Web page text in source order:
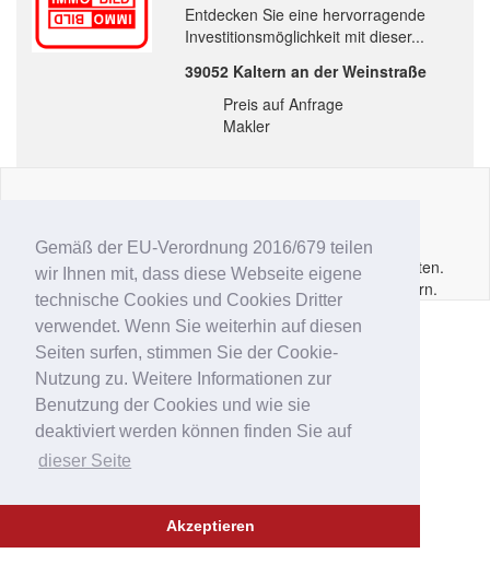
Gemäß der EU-Verordnung 2016/679 teilen
wir Ihnen mit, dass diese Webseite eigene
technische Cookies und Cookies Dritter
verwendet. Wenn Sie weiterhin auf diesen
Seiten surfen, stimmen Sie der Cookie-
Nutzung zu. Weitere Informationen zur
Benutzung der Cookies und wie sie
deaktiviert werden können finden Sie auf
dieser Seite
Akzeptieren
Entdecken Sie eine hervorragende
Investitionsmöglichkeit mit dieser...
39052 Kaltern an der Weinstraße
Preis auf Anfrage
Makler
IT02621350210
Copyright © 2014 - 2026 Immobar.it. Alle Rechte vorbehalten.
Ausgewiesene Marken gehören den jeweiligen Eigentümern.